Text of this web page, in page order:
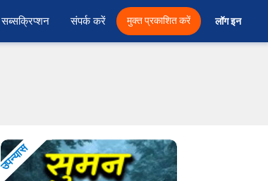
सब्सक्रिप्शन संपर्क करें मुक्त प्रकाशित करें लॉग इन
उपन्यास